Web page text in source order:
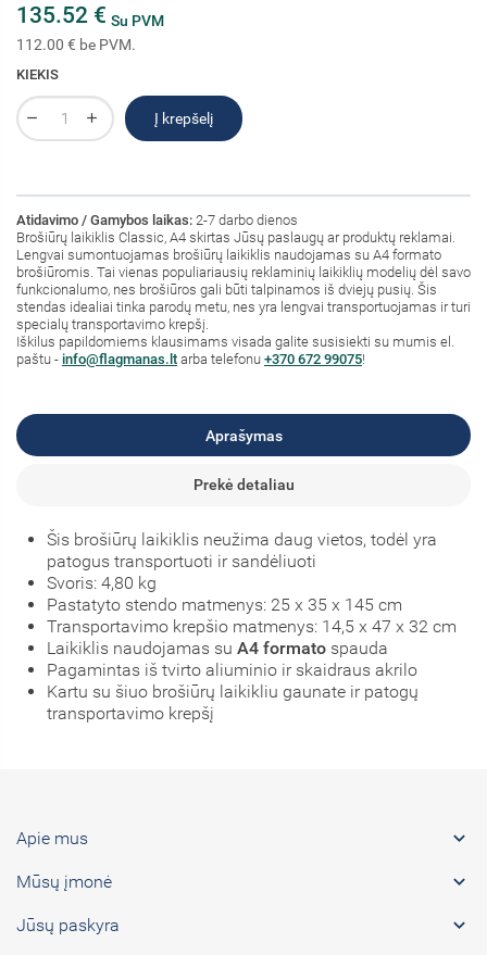
135.52 € Su PVM
112.00 € be PVM.
KIEKIS
Į krepšelį
Atidavimo / Gamybos laikas: 2-7 darbo dienos
Brošiūrų laikiklis Classic, A4 skirtas Jūsų paslaugų ar produktų reklamai.
Lengvai sumontuojamas brošiūrų laikiklis naudojamas su A4 formato
brošiūromis. Tai vienas populiariausių reklaminių laikiklių modelių dėl savo
funkcionalumo, nes brošiūros gali būti talpinamos iš dviejų pusių. Šis
stendas idealiai tinka parodų metu, nes yra lengvai transportuojamas ir turi
specialų transportavimo krepšį.
Iškilus papildomiems klausimams visada galite susisiekti su mumis el.
paštu - info@flagmanas.lt arba telefonu +370 672 99075!
Aprašymas
Prekė detaliau
Šis brošiūrų laikiklis neužima daug vietos, todėl yra
patogus transportuoti ir sandėliuoti
Svoris: 4,80 kg
Pastatyto stendo matmenys: 25 x 35 x 145 cm
Transportavimo krepšio matmenys: 14,5 x 47 x 32 cm
Laikiklis naudojamas su A4 formato spauda
Pagamintas iš tvirto aliuminio ir skaidraus akrilo
Kartu su šiuo brošiūrų laikikliu gaunate ir patogų
transportavimo krepšį
Apie mus 
Mūsų įmonė 
Jūsų paskyra 